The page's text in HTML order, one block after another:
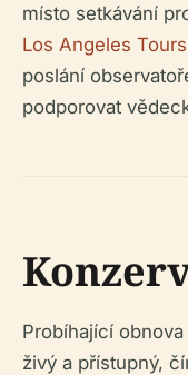
místo setkávání
Los Angeles Tours
poslání
podporovat
Probíhající
živý a přístupný,